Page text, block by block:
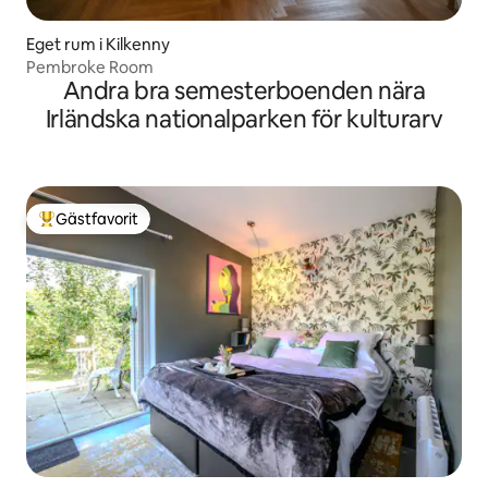
Eget rum i Kilkenny
Pembroke Room
Andra bra semesterboenden nära
Irländska nationalparken för kulturarv
Populär gästfavorit
Gästfavorit